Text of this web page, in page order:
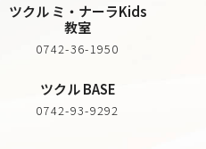
ツクル ミ・ナーラKids
教室
0742-36-1950
ツクル BASE
0742-93-9292